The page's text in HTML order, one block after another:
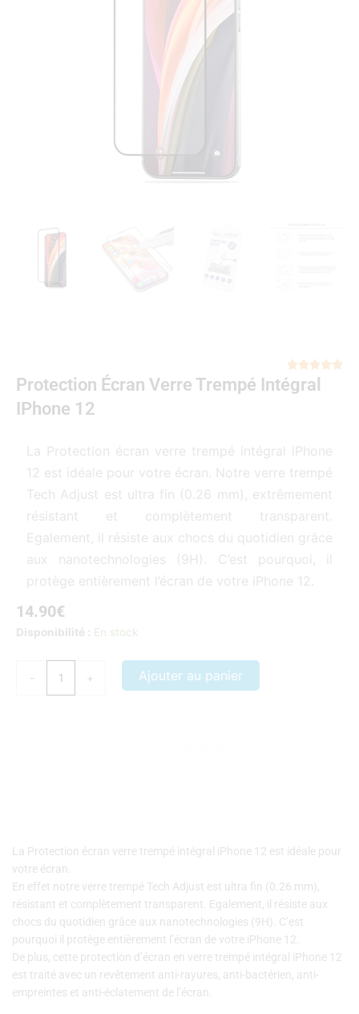

Protection Écran Verre Trempé Intégral
IPhone 12
La Protection écran verre trempé intégral iPhone
12 est idéale pour votre écran. Notre verre trempé
Tech Adjust est ultra fin (0.26 mm), extrêmement
résistant et complètement transparent.
Egalement, il résiste aux chocs du quotidien grâce
aux nanotechnologies (9H). C’est pourquoi, il
protège entièrement l’écran de votre iPhone 12.
14.90€
Disponibilité : En stock
-
quantité
+ Ajouter au panier
La Protection écran verre trempé intégral iPhone 12 est idéale pour
votre écran.
En effet notre verre trempé Tech Adjust est ultra fin (0.26 mm),
résistant et complètement transparent. Egalement, il résiste aux
chocs du quotidien grâce aux nanotechnologies (9H). C’est
pourquoi il protège entièrement l’écran de votre iPhone 12.
De plus, cette protection d’écran en verre trempé intégral iPhone 12
est traité avec un revêtement anti-rayures, anti-bactérien, anti-
empreintes et anti-éclatement de l’écran.